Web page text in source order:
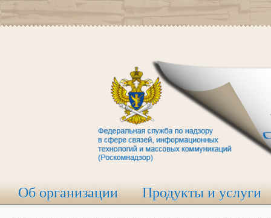
Об организации Продукты и услуги